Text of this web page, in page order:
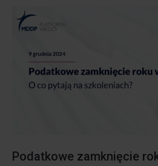
Podatkowe zamknięcie